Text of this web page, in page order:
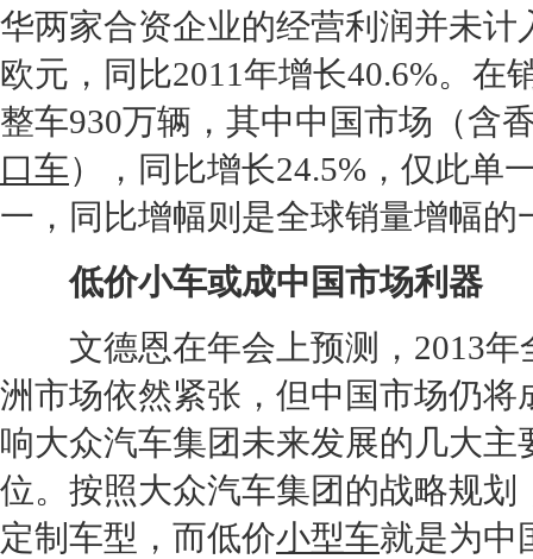
华两家合资企业的经营利润并未
欧元，同比2011年增长40.6%。在
整车930万辆，其中中国市场（含
口车），同比增长24.5%，仅此单
一，同比增幅则是全球销量增幅的
低价小车或成中国市场利器
文德恩在年会上预测，2013年
洲市场依然紧张，但中国市场仍
响大众汽车集团未来发展的几大
位。按照大众汽车集团的战略规划
定制车型，而低价小型车就是为中